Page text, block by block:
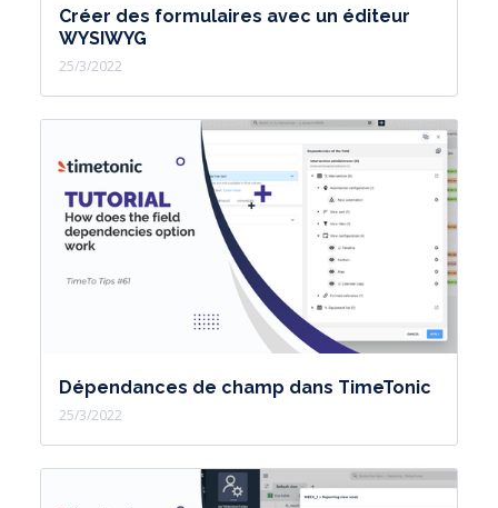
Créer des formulaires avec un éditeur
WYSIWYG
25/3/2022
Dépendances de champ dans TimeTonic
25/3/2022